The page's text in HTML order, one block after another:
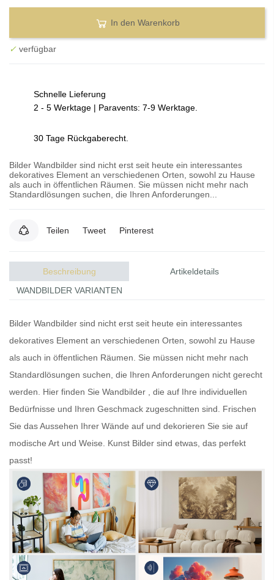
In den Warenkorb
✓ verfügbar
Schnelle Lieferung
2 - 5 Werktage | Paravents: 7-9 Werktage.
30 Tage Rückgaberecht.
Bilder Wandbilder sind nicht erst seit heute ein interessantes
dekoratives Element an verschiedenen Orten, sowohl zu Hause
als auch in öffentlichen Räumen. Sie müssen nicht mehr nach
Standardlösungen suchen, die Ihren Anforderungen...
Teilen Tweet Pinterest
Beschreibung
Artikeldetails
WANDBILDER VARIANTEN
Bilder Wandbilder sind nicht erst seit heute ein interessantes
dekoratives Element an verschiedenen Orten, sowohl zu Hause
als auch in öffentlichen Räumen. Sie müssen nicht mehr nach
Standardlösungen suchen, die Ihren Anforderungen nicht gerecht
werden. Hier finden Sie Wandbilder , die auf Ihre individuellen
Bedürfnisse und Ihren Geschmack zugeschnitten sind. Frischen
Sie das Aussehen Ihrer Wände auf und dekorieren Sie sie auf
modische Art und Weise. Kunst Bilder sind etwas, das perfekt
passt!